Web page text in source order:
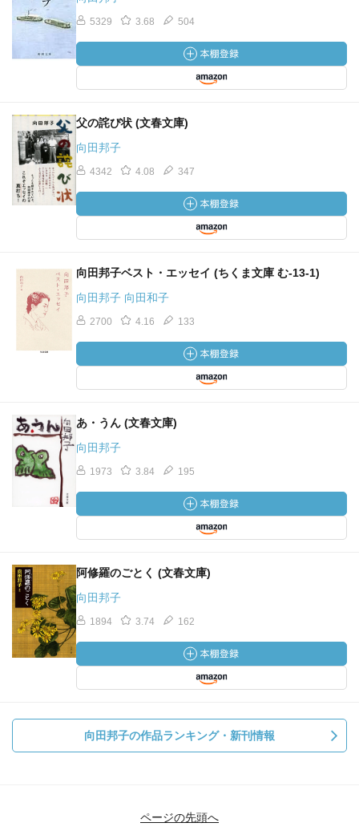
モナリザとカルメンを題材に、ひとりひとりが持つ異な
男殺油地獄
コレステロールに始まり、食生活と油の話。
西洋家事
ホテルで非常ベルが鳴った話
あ、やられた
味噌カツ
スリッパ
安全カミソリはやっぱりカミソリなのだ
安全地帯にいても車にはねられる
絶対安全である事を強要し 危険なものは許さない と
いう姿勢は
最も危険な事と思う。危険なのはわかっているが使わざ
す と何故感謝できないんだろう。
責め立てるだけだと専門職は誰もいなくなっちゃう。
5329 3.68 504
父の詫び状 (文春文庫)
向田邦子
4342 4.08 347
向田邦子ベスト・エッセイ (ちくま文庫 む-13-1)
向田邦子 向田和子
2700 4.16 133
あ・うん (文春文庫)
向田邦子
1973 3.84 195
阿修羅のごとく (文春文庫)
向田邦子
1894 3.74 162
向田邦子の作品ランキング・新刊情報
ページの先頭へ